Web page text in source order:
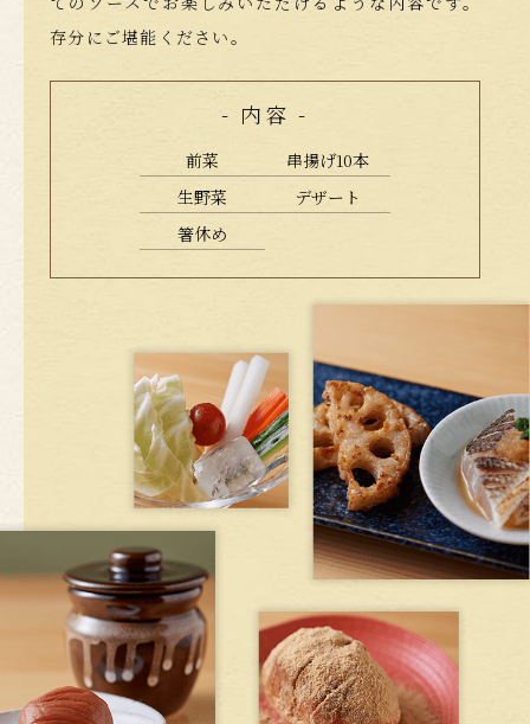
存分にご堪能ください。
- 内容 -
前菜
生野菜
箸休め
串揚げ10本
デザート